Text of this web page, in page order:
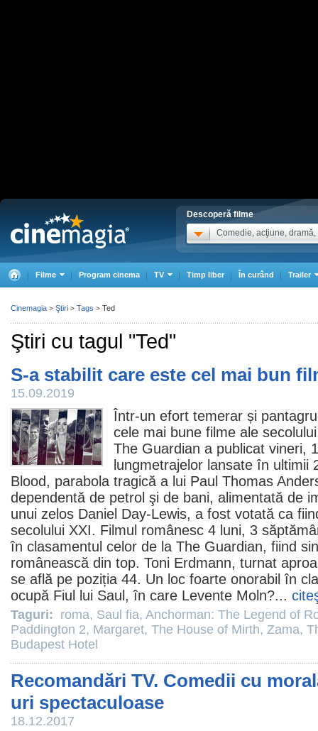
Descoperă filme
Comedie, acţiune, dramă,
Filme Program cinema TV Timp liber În curând Trailer
Ştiri cu tagul "Ted"
S-a stabilit care este cel mai bun
15.09.2019
Într-un efort temerar și
cele mai bune filme ale
The Guardian a publicat vineri,
lungmetrajelor lansate în ultimii
Blood, parabola tragică a lui Paul Thomas
dependentă de petrol şi de bani, alimentată de
unui zelos Daniel Day-Lewis, a fost votată ca
secolului XXI. Filmul românesc 4 luni, 3
în clasamentul celor de la The Guardian, fiind
românească din top. Toni Erdmann, turnat
se află pe poziția 44. Un loc foarte onorabil în
ocupă Fiul lui Saul , în care Levente Moln?...
Taguri: roma, Saul fia, Anchorman: The Legend of
Paddington 2, Margaret, The House of Mirth, Zama,
Budapest Hotel
Recomandări TV. Comedii cu
uri spectaculoase
18.12.2017
Cinemagia > Ştiri > Tags > Ted